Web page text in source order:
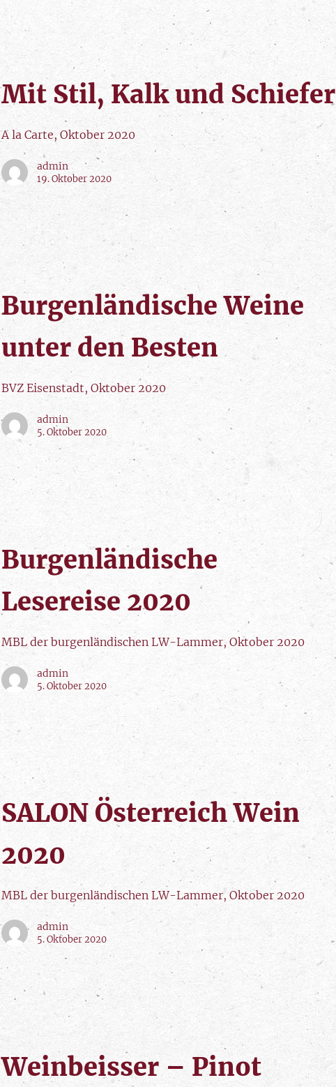
Mit Stil, Kalk und Schiefer
A la Carte, Oktober 2020
admin
19. Oktober 2020
Burgenländische Weine
unter den Besten
BVZ Eisenstadt, Oktober 2020
admin
5. Oktober 2020
Burgenländische
Lesereise 2020
MBL der burgenländischen LW-Lammer, Oktober 2020
admin
5. Oktober 2020
SALON Österreich Wein
2020
MBL der burgenländischen LW-Lammer, Oktober 2020
admin
5. Oktober 2020
Weinbeisser – Pinot